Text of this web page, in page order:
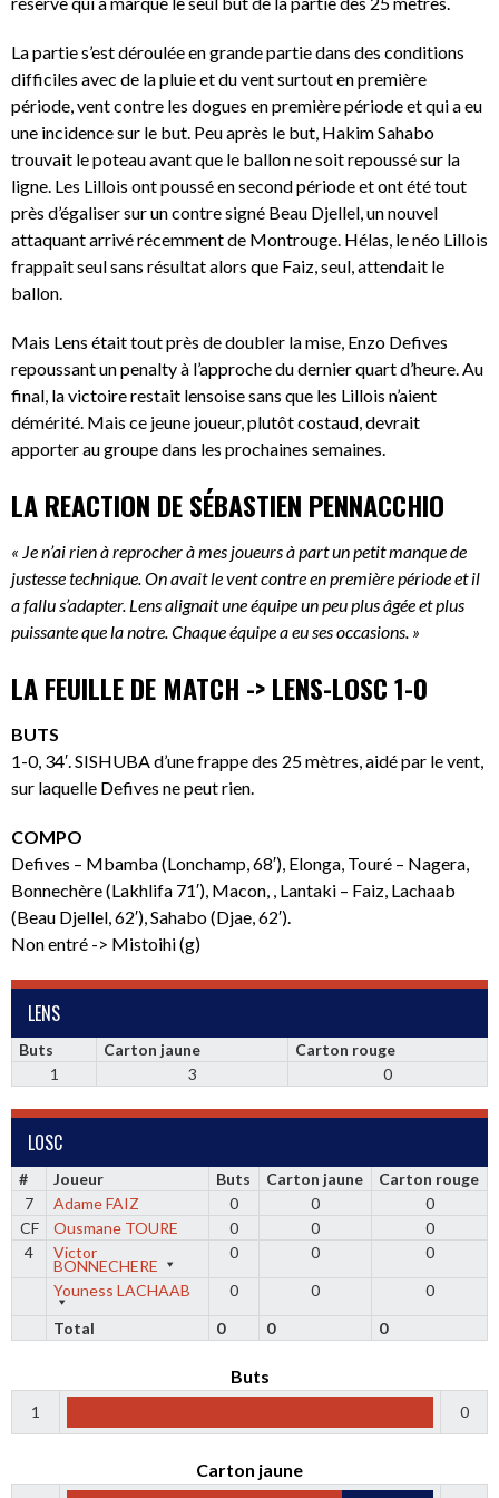
La partie s’est déroulée en grande partie dans des conditions
difficiles avec de la pluie et du vent surtout en première
période, vent contre les dogues en première période et qui a eu
une incidence sur le but. Peu après le but, Hakim Sahabo
trouvait le poteau avant que le ballon ne soit repoussé sur la
ligne. Les Lillois ont poussé en second période et ont été tout
près d’égaliser sur un contre signé Beau Djellel, un nouvel
attaquant arrivé récemment de Montrouge. Hélas, le néo Lillois
frappait seul sans résultat alors que Faiz, seul, attendait le
ballon.
Mais Lens était tout près de doubler la mise, Enzo Defives
repoussant un penalty à l’approche du dernier quart d’heure. Au
final, la victoire restait lensoise sans que les Lillois n’aient
démérité. Mais ce jeune joueur, plutôt costaud, devrait
apporter au groupe dans les prochaines semaines.
LA REACTION DE SÉBASTIEN PENNACCHIO
« Je n’ai rien à reprocher à mes joueurs à part un petit manque de
justesse technique. On avait le vent contre en première période et il
a fallu s’adapter. Lens alignait une équipe un peu plus âgée et plus
puissante que la notre. Chaque équipe a eu ses occasions. »
LA FEUILLE DE MATCH -> LENS-LOSC 1-0
BUTS
1-0, 34′. SISHUBA d’une frappe des 25 mètres, aidé par le vent,
sur laquelle Defives ne peut rien.
COMPO
Defives – Mbamba (Lonchamp, 68′), Elonga, Touré – Nagera,
Bonnechère (Lakhlifa 71′), Macon, , Lantaki – Faiz, Lachaab
(Beau Djellel, 62′), Sahabo (Djae, 62′).
Non entré -> Mistoihi (g)
LENS
Buts Carton jaune
Carton rouge
1
3 0
LOSC
# Joueur Buts Carton jaune
Carton rouge
7
Adame FAIZ 0 0
0
CF
Ousmane TOURE 0 0
0
4
Victor
BONNECHERE
0 0
0
Youness LACHAAB
0 0
0
Total
0 0 0
Buts
1 0
Carton jaune